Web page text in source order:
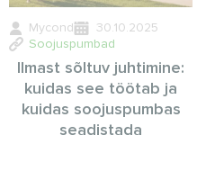
Mycond
30.10.2025
Soojuspumbad
Ilmast sõltuv juhtimine:
kuidas see töötab ja
kuidas soojuspumbas
seadistada